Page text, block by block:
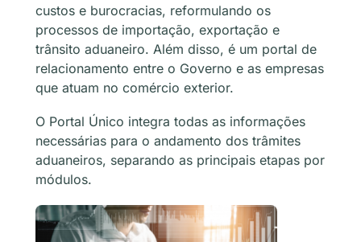
custos e burocracias, reformulando os
processos de importação, exportação e
trânsito aduaneiro. Além disso, é um portal de
relacionamento entre o Governo e as empresas
que atuam no comércio exterior.
O Portal Único integra todas as informações
necessárias para o andamento dos trâmites
aduaneiros, separando as principais etapas por
módulos.